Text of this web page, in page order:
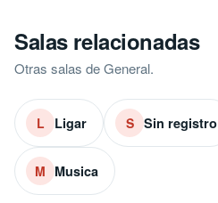
Salas relacionadas
Otras salas de General.
L Ligar S Sin registro
M Musica